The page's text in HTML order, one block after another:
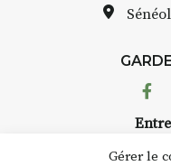
Gérer le
Sénéol